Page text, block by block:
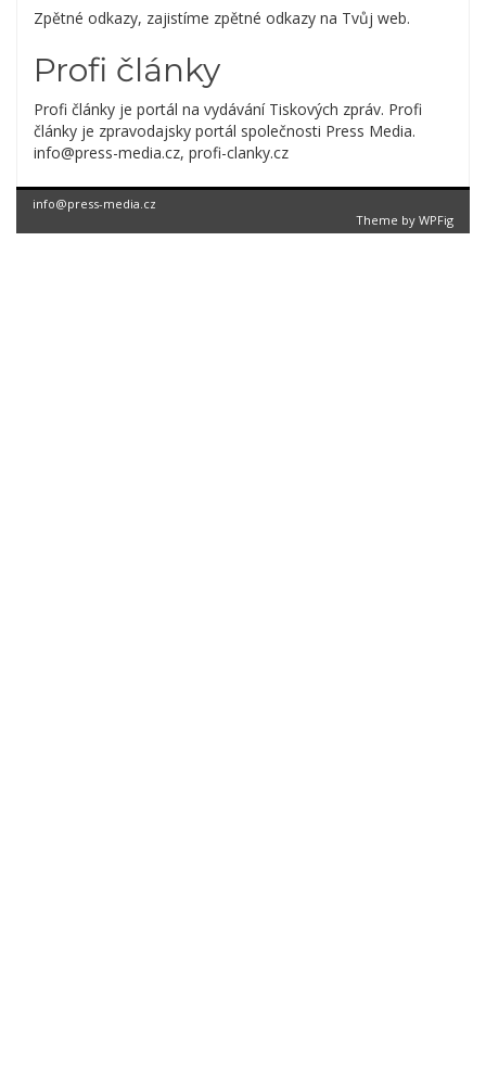
Zpětné odkazy, zajistíme zpětné odkazy na Tvůj web.
Profi články
Profi články je portál na vydávání Tiskových zpráv. Profi
články je zpravodajsky portál společnosti Press Media.
info@press-media.cz, profi-clanky.cz
info@press-media.cz
Theme by WPFig